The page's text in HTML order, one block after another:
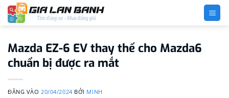
Bỏ
qua
dung
Mazda EZ-6 EV thay thế cho Mazda6
chuẩn bị được ra mắt
ĐĂNG VÀO20/04/2024 BỞI MINH